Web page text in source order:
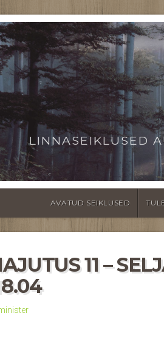
LINNASEIKLUSED
AVATUD SEIKLUSED
11 –